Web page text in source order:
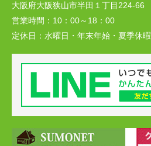
大阪府大阪狭山市半田１丁目224-66
営業時間： 10：00～18：00
定休日： 水曜日・年末年始・夏季休暇